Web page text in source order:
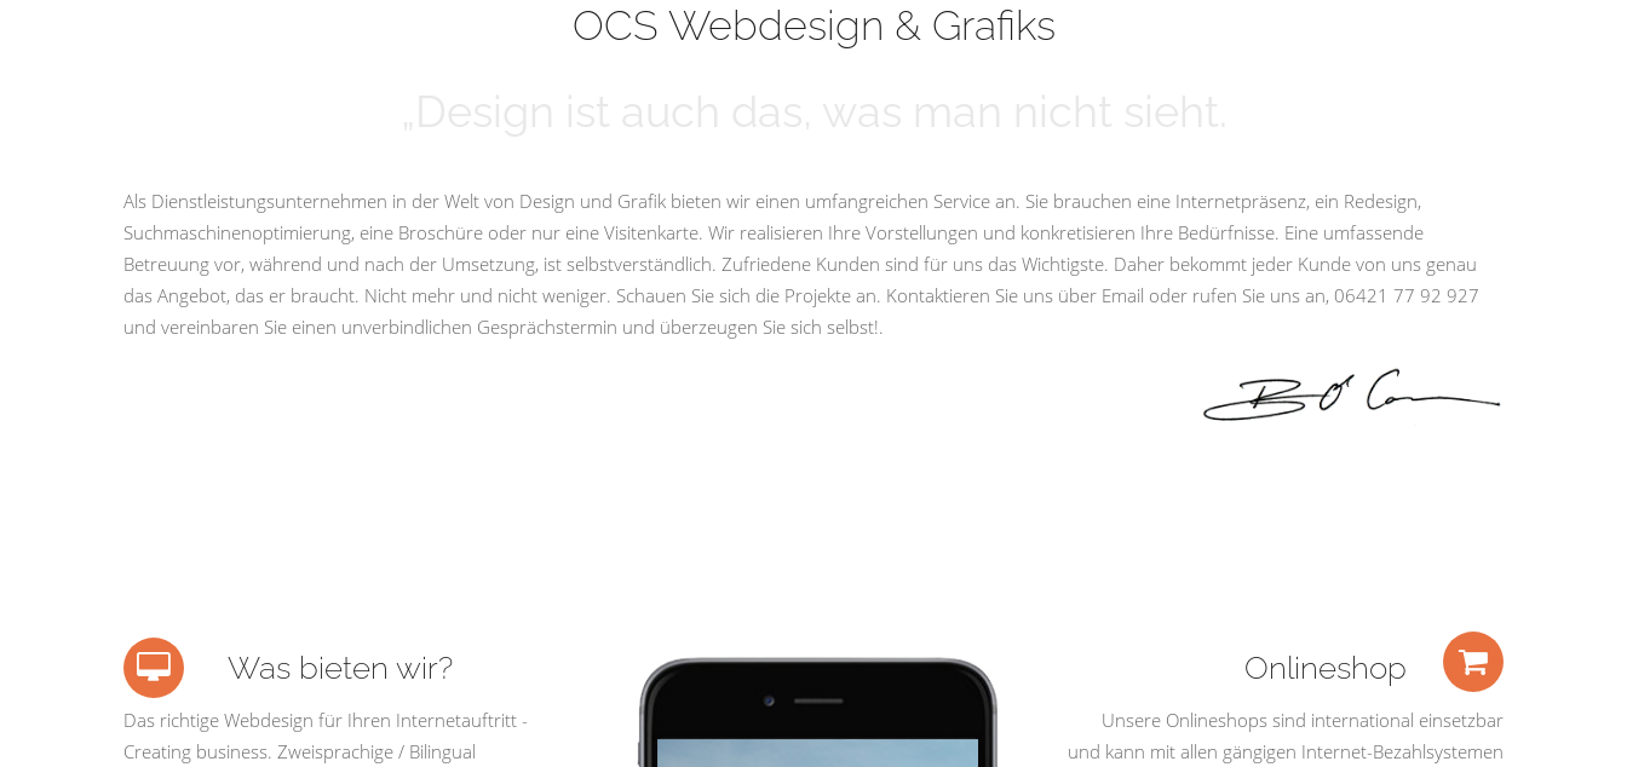
OCS Webdesign & Grafiks
Als Dienstleistungsunternehmen in der Welt von Design und Grafik bieten wir einen umfangreichen Service an. Sie brauchen eine Internetpräsenz, ein Redesign,
Suchmaschinenoptimierung, eine Broschüre oder nur eine Visitenkarte. Wir realisieren Ihre Vorstellungen und konkretisieren Ihre Bedürfnisse. Eine umfassende
Betreuung vor, während und nach der Umsetzung, ist selbstverständlich. Zufriedene Kunden sind für uns das Wichtigste. Daher bekommt jeder Kunde von uns genau
das Angebot, das er braucht. Nicht mehr und nicht weniger. Schauen Sie sich die Projekte an. Kontaktieren Sie uns über Email oder rufen Sie uns an, 06421 77 92 927
und vereinbaren Sie einen unverbindlichen Gesprächstermin und überzeugen Sie sich selbst!.
Was bieten wir?
Das richtige Webdesign für Ihren Internetauftritt -
Creating business. Zweisprachige / Bilingual
Onlineshop
Unsere Onlineshops sind international einsetzbar
und kann mit allen gängigen Internet-Bezahlsystemen